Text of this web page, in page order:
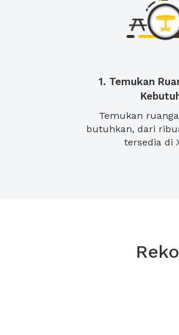
1. Temukan
Temukan
butuhkan, dari
tersedia di